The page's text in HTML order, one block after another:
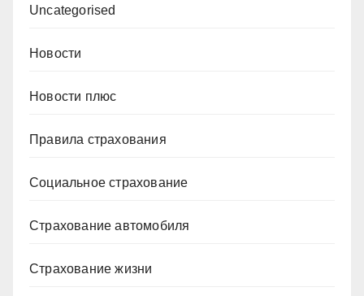
Uncategorised
Новости
Новости плюс
Правила страхования
Социальное страхование
Страхование автомобиля
Страхование жизни